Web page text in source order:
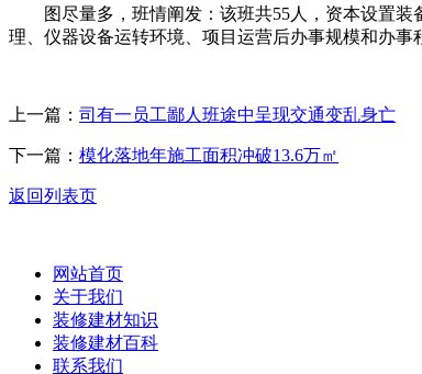
图尽量多，班情阐发：该班共55人，资本设置装
理、仪器设备运转环境、项目运营后办事规模和办事
上一篇： 司有一员工鄙人班途中呈现交通变乱身亡
下一篇： 模化落地年施工面积冲破13.6万㎡
返回列表页
网站首页
关于我们
装修建材知识
装修建材百科
联系我们